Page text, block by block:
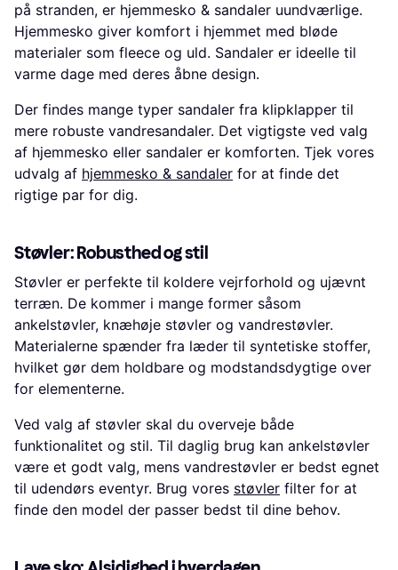
på stranden, er hjemmesko & sandaler uundværlige.
Hjemmesko giver komfort i hjemmet med bløde
materialer som fleece og uld. Sandaler er ideelle til
varme dage med deres åbne design.
Der findes mange typer sandaler fra klipklapper til
mere robuste vandresandaler. Det vigtigste ved valg
af hjemmesko eller sandaler er komforten. Tjek vores
udvalg af hjemmesko & sandaler for at finde det
rigtige par for dig.
Støvler: Robusthed og stil
Støvler er perfekte til koldere vejrforhold og ujævnt
terræn. De kommer i mange former såsom
ankelstøvler, knæhøje støvler og vandrestøvler.
Materialerne spænder fra læder til syntetiske stoffer,
hvilket gør dem holdbare og modstandsdygtige over
for elementerne.
Ved valg af støvler skal du overveje både
funktionalitet og stil. Til daglig brug kan ankelstøvler
være et godt valg, mens vandrestøvler er bedst egnet
til udendørs eventyr. Brug vores støvler filter for at
finde den model der passer bedst til dine behov.